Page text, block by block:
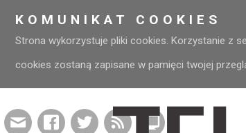
KOMUNIKAT COOKIES
Strona wykorzystuje pliki cookies. Korzystanie z
cookies zostaną zapisane w pamięci twojej